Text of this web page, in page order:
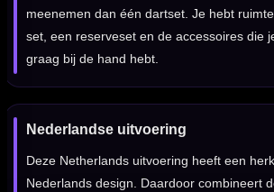
meenemen dan één dartset. Je hebt
set, een reserveset en de accessoires die
graag bij de hand hebt.
Nederlandse uitvoering
Deze Netherlands uitvoering heeft een
Nederlands design. Daardoor combineert